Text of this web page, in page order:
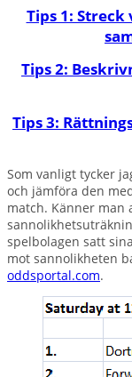
Tips 1:
Tips 2:
Tips 3:
Som vanligt tycker
och jämföra den
match. Känner
spelbolagen satt
mot sannolikheten
oddsportal.com.